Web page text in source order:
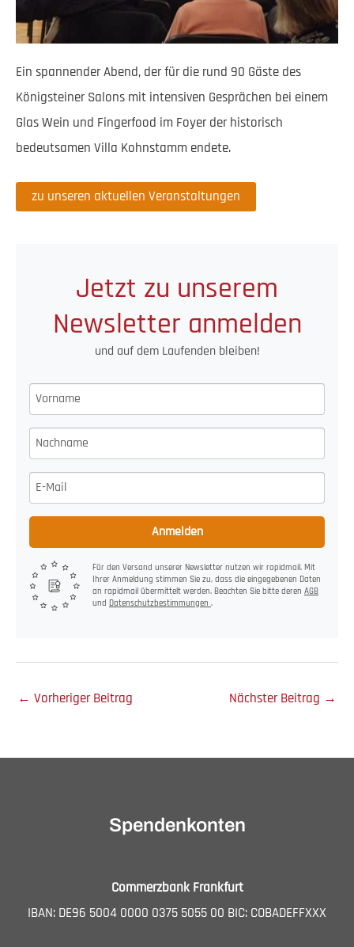
Ein spannender Abend, der für die rund 90 Gäste des
Königsteiner Salons mit intensiven Gesprächen bei einem
Glas Wein und Fingerfood im Foyer der historisch
bedeutsamen Villa Kohnstamm endete.
zu unseren aktuellen Veranstaltungen
Jetzt zu unserem
Newsletter anmelden
und auf dem Laufenden bleiben!
Anmelden
Für den Versand unserer Newsletter nutzen wir rapidmail. Mit
Ihrer Anmeldung stimmen Sie zu, dass die eingegebenen Daten
an rapidmail übermittelt werden. Beachten Sie bitte deren AGB
und Datenschutzbestimmungen .
← Vorheriger Beitrag Nächster Beitrag →
Spendenkonten
Commerzbank Frankfurt
IBAN: DE96 5004 0000 0375 5055 00 BIC: COBADEFFXXX